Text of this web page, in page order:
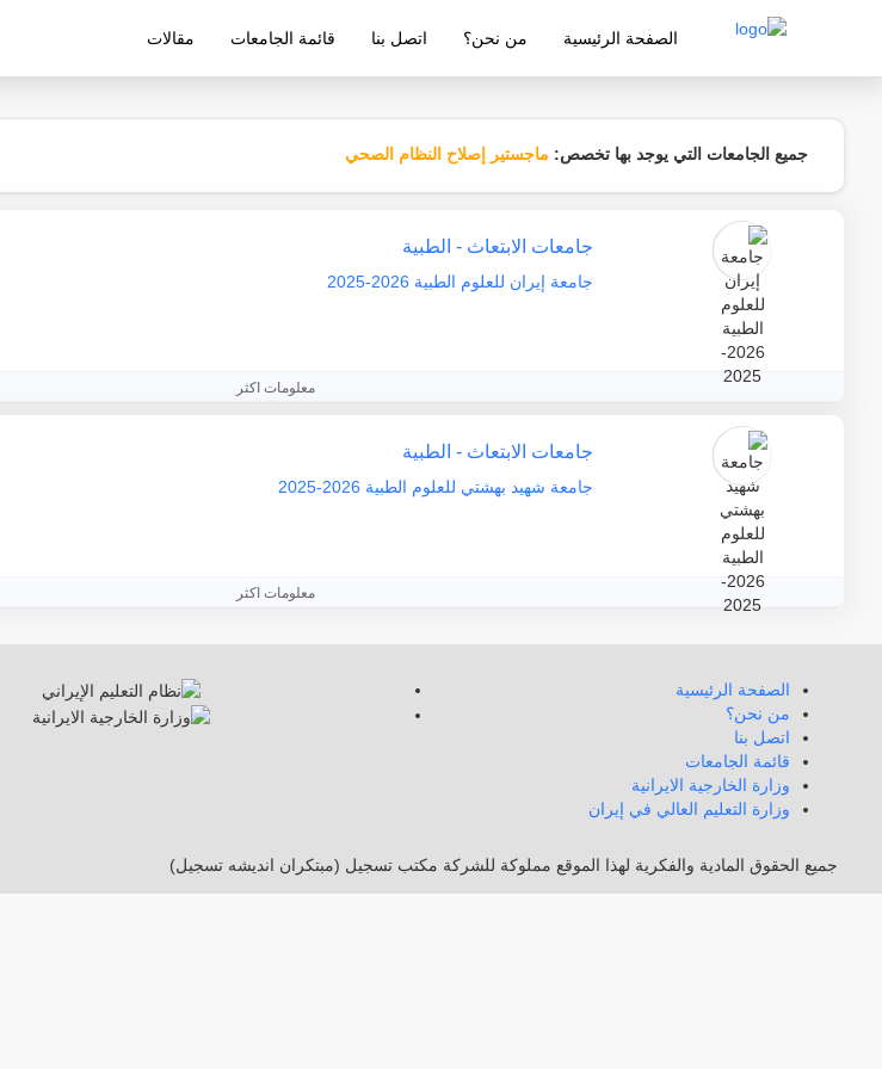
شركة معتمدة من قبل وزارة التربية والتعليم الإيرانية
الصفحة الرئيسية من نحن؟ اتصل بنا قائمة الجامعات مقالات
جميع الجامعات التي يوجد بها تخصص: ماجستير إصلاح النظام الصحي
جامعات الابتعاث - الطبية
جامعة إيران للعلوم الطبية 2026-2025
معلومات اكثر
جامعات الابتعاث - الطبية
جامعة شهيد بهشتي للعلوم الطبية 2026-2025
معلومات اكثر
الصفحة الرئيسية
من نحن؟
اتصل بنا
قائمة الجامعات
وزارة الخارجية الايرانية
وزارة التعليم العالي في إيران
جميع الحقوق المادية والفكرية لهذا الموقع مملوكة للشركة مكتب تسجيل (مبتکران اندیشه تسجیل)